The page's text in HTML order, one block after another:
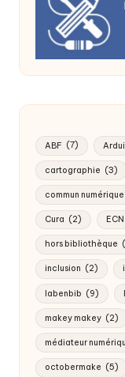
ABF (7)
cartographie (3)
commun numérique
Cura (2) ECN
hors bibliothèque
inclusion (2)
labenbib (9)
makey makey (2)
médiateur
octobermake (5)